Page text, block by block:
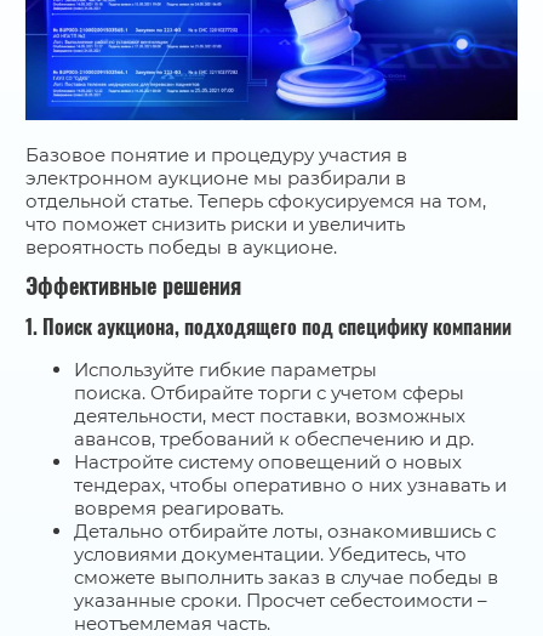
Базовое понятие и процедуру участия в
электронном аукционе мы разбирали в
отдельной статье. Теперь сфокусируемся на том,
что поможет снизить риски и увеличить
вероятность победы в аукционе.
Эффективные решения
1. Поиск аукциона, подходящего под специфику компании
Используйте гибкие параметры
поиска. Отбирайте торги с учетом сферы
деятельности, мест поставки, возможных
авансов, требований к обеспечению и др.
Настройте систему оповещений о новых
тендерах, чтобы оперативно о них узнавать и
вовремя реагировать.
Детально отбирайте лоты, ознакомившись с
условиями документации. Убедитесь, что
сможете выполнить заказ в случае победы в
указанные сроки. Просчет себестоимости –
неотъемлемая часть.